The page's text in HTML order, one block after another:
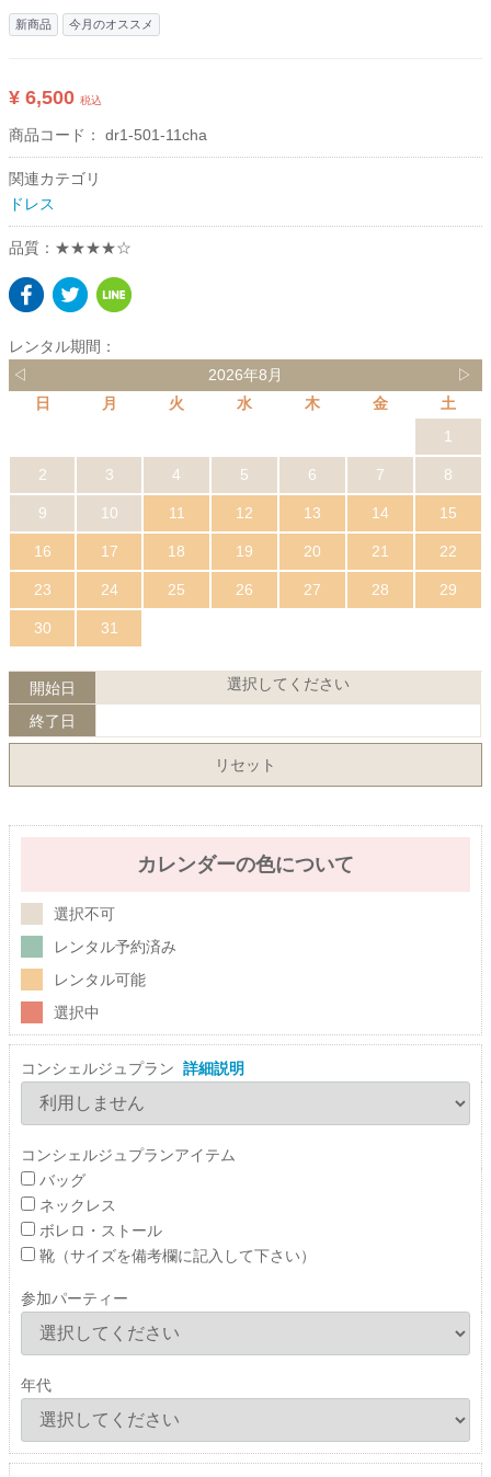
新商品 今月のオススメ
¥ 6,500 税込
商品コード： dr1-501-11cha
関連カテゴリ
ドレス
品質：★★★★☆
レンタル期間：
◁
2026年8月
▷
日
月 火 水 木 金
土
1
2 3 4 5 6 7 8
9 10 11 12 13 14 15
16 17 18 19 20 21 22
23 24 25 26 27 28 29
30 31
開始日 選択してください
終了日
リセット
カレンダーの色について
選択不可
レンタル予約済み
レンタル可能
選択中
コンシェルジュプラン 詳細説明
コンシェルジュプランアイテム
バッグ
ネックレス
ボレロ・ストール
靴（サイズを備考欄に記入して下さい）
参加パーティー
年代